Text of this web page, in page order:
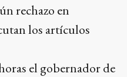
rechazo en
los artículos
el gobernador de